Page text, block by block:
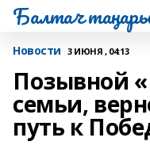
Балтач
Новости 3 ИЮНЯ , 04:13
Позывной
семьи,
путь к